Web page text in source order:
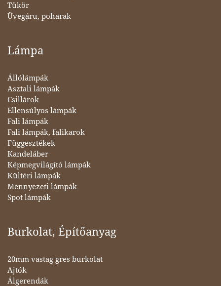
Tükör
Üvegáru, poharak
Lámpa
Állólámpák
Asztali lámpák
Csillárok
Ellensúlyos lámpák
Fali lámpák
Fali lámpák, falikarok
Függesztékek
Kandeláber
Képmegvilágító lámpák
Kültéri lámpák
Mennyezeti lámpák
Spot lámpák
Burkolat, Építőanyag
20mm vastag gres burkolat
Ajtók
Álgerendák